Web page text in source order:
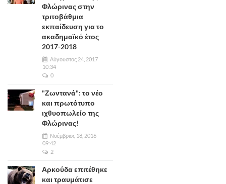
Φλώρινας στην
τριτοβάθμια
εκπαίδευση για το
ακαδημαϊκό έτος
2017-2018
Αύγουστος 24, 2017
10:34
0
"Ζωντανά": το νέο
και πρωτότυπο
ιχθυοπωλείο της
Φλώρινας!
Νοέμβριος 18, 2016
09:42
2
Αρκούδα επιτέθηκε
και τραυμάτισε